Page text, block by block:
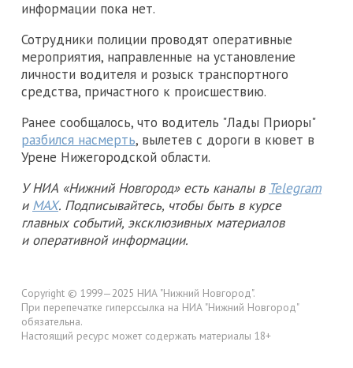
информации пока нет.
Сотрудники полиции проводят оперативные
мероприятия, направленные на установление
личности водителя и розыск транспортного
средства, причастного к происшествию.
Ранее сообщалось, что водитель "Лады Приоры"
разбился насмерть, вылетев с дороги в кювет в
Урене Нижегородской области.
У НИА «Нижний Новгород» есть каналы в Telegram
и MAX. Подписывайтесь, чтобы быть в курсе
главных событий, эксклюзивных материалов
и оперативной информации.
Copyright © 1999—2025 НИА "Нижний Новгород".
При перепечатке гиперссылка на НИА "Нижний Новгород"
обязательна.
Настоящий ресурс может содержать материалы 18+